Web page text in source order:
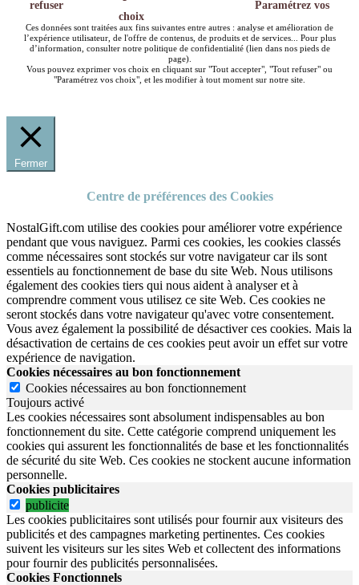
refuser
Paramétrez vos
choix
Ces données sont traitées aux fins suivantes entre autres : analyse et amélioration de
l’expérience utilisateur, de l'offre de contenus, de produits et de services... Pour plus
d’information, consulter notre politique de confidentialité (lien dans nos pieds de
page).
Vous pouvez exprimer vos choix en cliquant sur "Tout accepter", "Tout refuser" ou
"Paramétrez vos choix", et les modifier à tout moment sur notre site.
Fermer
Centre de préférences des Cookies
NostalGift.com utilise des cookies pour améliorer votre expérience
pendant que vous naviguez. Parmi ces cookies, les cookies classés
comme nécessaires sont stockés sur votre navigateur car ils sont
essentiels au fonctionnement de base du site Web. Nous utilisons
également des cookies tiers qui nous aident à analyser et à
comprendre comment vous utilisez ce site Web. Ces cookies ne
seront stockés dans votre navigateur qu'avec votre consentement.
Vous avez également la possibilité de désactiver ces cookies. Mais la
désactivation de certains de ces cookies peut avoir un effet sur votre
expérience de navigation.
Cookies nécessaires au bon fonctionnement
Cookies nécessaires au bon fonctionnement
Toujours activé
Les cookies nécessaires sont absolument indispensables au bon
fonctionnement du site. Cette catégorie comprend uniquement les
cookies qui assurent les fonctionnalités de base et les fonctionnalités
de sécurité du site Web. Ces cookies ne stockent aucune information
personnelle.
Cookies publicitaires
publicite
Les cookies publicitaires sont utilisés pour fournir aux visiteurs des
publicités et des campagnes marketing pertinentes. Ces cookies
suivent les visiteurs sur les sites Web et collectent des informations
pour fournir des publicités personnalisées.
Cookies Fonctionnels